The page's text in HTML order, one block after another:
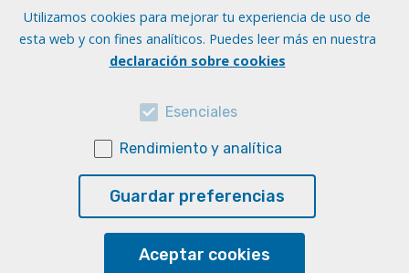
Utilizamos cookies para mejorar tu experiencia de uso de
esta web y con fines analíticos. Puedes leer más en nuestra
declaración sobre cookies
Esenciales
Rendimiento y analítica
Guardar preferencias
Aceptar cookies